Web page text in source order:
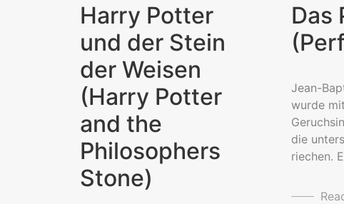
Harry Potter
und der Stein
der Weisen
(Harry Potter
and the
Philosophers
Stone)
Das
Jean-
wurde
die
riechen.